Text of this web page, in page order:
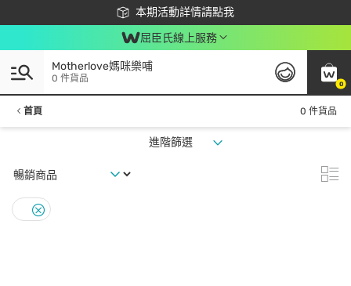
本期活動詳情請點我
下載app最高回饋$350
屈臣氏線上服務
0
Motherlove媽咪樂哺
0 件貨品
首頁 0 件貨品
進階篩選